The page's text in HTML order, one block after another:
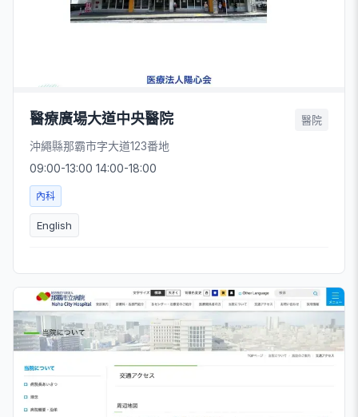
醫療廣場大道中央醫院 醫院
沖繩縣那霸市字大道123番地
09:00-13:00 14:00-18:00
內科
English